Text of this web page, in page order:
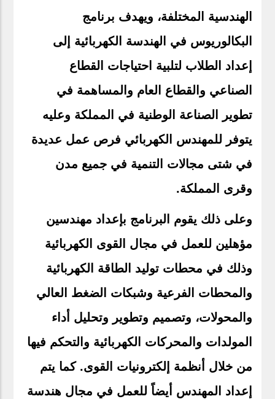
الهندسية المختلفة، ويهدف برنامج
البكالوريوس في الهندسة الكهربائية إلى
إعداد الطلاب لتلبية احتياجات القطاع
الصناعي والقطاع العام والمساهمة في
تطوير الصناعة الوطنية في المملكة وعليه
يتوفر للمهندس الكهربائي فرص عمل عديدة
في شتى مجالات التنمية في جميع مدن
وقرى المملكة.
وعلى ذلك يقوم البرنامج بإعداد مهندسين
مؤهلين للعمل في مجال القوى الكهربائية
وذلك في محطات توليد الطاقة الكهربائية
والمحطات الفرعية وشبكات الضغط العالي
والمحولات، وتصميم وتطوير وتحليل أداء
المولدات والمحركات الكهربائية والتحكم فيها
من خلال أنظمة إلكترونيات القوى. كما يتم
إعداد المهندس أيضاً للعمل في مجال هندسة